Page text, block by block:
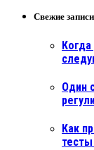
Свежие записи
Один
Как